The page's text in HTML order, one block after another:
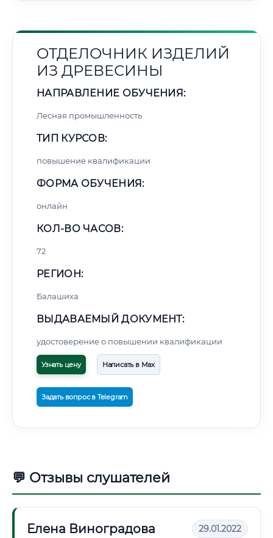
ОТДЕЛОЧНИК ИЗДЕЛИЙ
ИЗ ДРЕВЕСИНЫ
НАПРАВЛЕНИЕ ОБУЧЕНИЯ:
Лесная промышленность
ТИП КУРСОВ:
повышение квалификации
ФОРМА ОБУЧЕНИЯ:
онлайн
КОЛ-ВО ЧАСОВ:
72
РЕГИОН:
Балашиха
ВЫДАВАЕМЫЙ ДОКУМЕНТ:
удостоверение о повышении квалификации
Узнать цену Написать в Max
Задать вопрос в Telegram
💬 Отзывы слушателей
Елена Виноградова 29.01.2022